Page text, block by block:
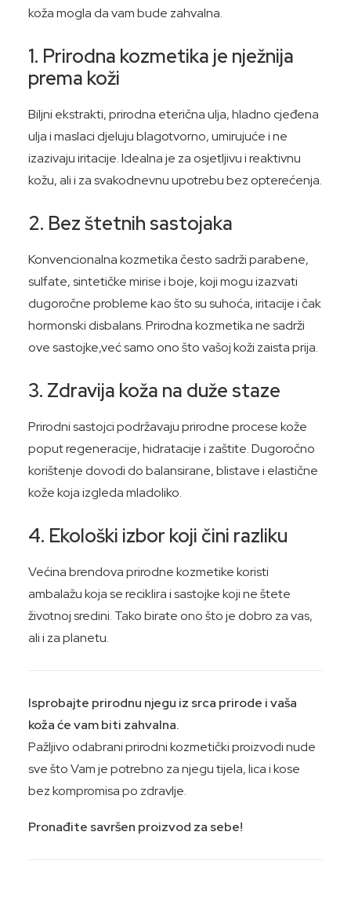
koža mogla da vam bude zahvalna.
1. Prirodna kozmetika je nježnija
prema koži
Biljni ekstrakti, prirodna eterična ulja, hladno cjeđena
ulja i maslaci djeluju blagotvorno, umirujuće i ne
izazivaju iritacije. Idealna je za osjetljivu i reaktivnu
kožu, ali i za svakodnevnu upotrebu bez opterećenja.
2. Bez štetnih sastojaka
Konvencionalna kozmetika često sadrži parabene,
sulfate, sintetičke mirise i boje, koji mogu izazvati
dugoročne probleme kao što su suhoća, iritacije i čak
hormonski disbalans. Prirodna kozmetika ne sadrži
ove sastojke,već samo ono što vašoj koži zaista prija.
3. Zdravija koža na duže staze
Prirodni sastojci podržavaju prirodne procese kože
poput regeneracije, hidratacije i zaštite. Dugoročno
korištenje dovodi do balansirane, blistave i elastične
kože koja izgleda mladoliko.
4. Ekološki izbor koji čini razliku
Većina brendova prirodne kozmetike koristi
ambalažu koja se reciklira i sastojke koji ne štete
životnoj sredini. Tako birate ono što je dobro za vas,
ali i za planetu.
Isprobajte prirodnu njegu iz srca prirode i vaša
koža će vam biti zahvalna.
Pažljivo odabrani prirodni kozmetički proizvodi nude
sve što Vam je potrebno za njegu tijela, lica i kose
bez kompromisa po zdravlje.
Pronađite savršen proizvod za sebe!